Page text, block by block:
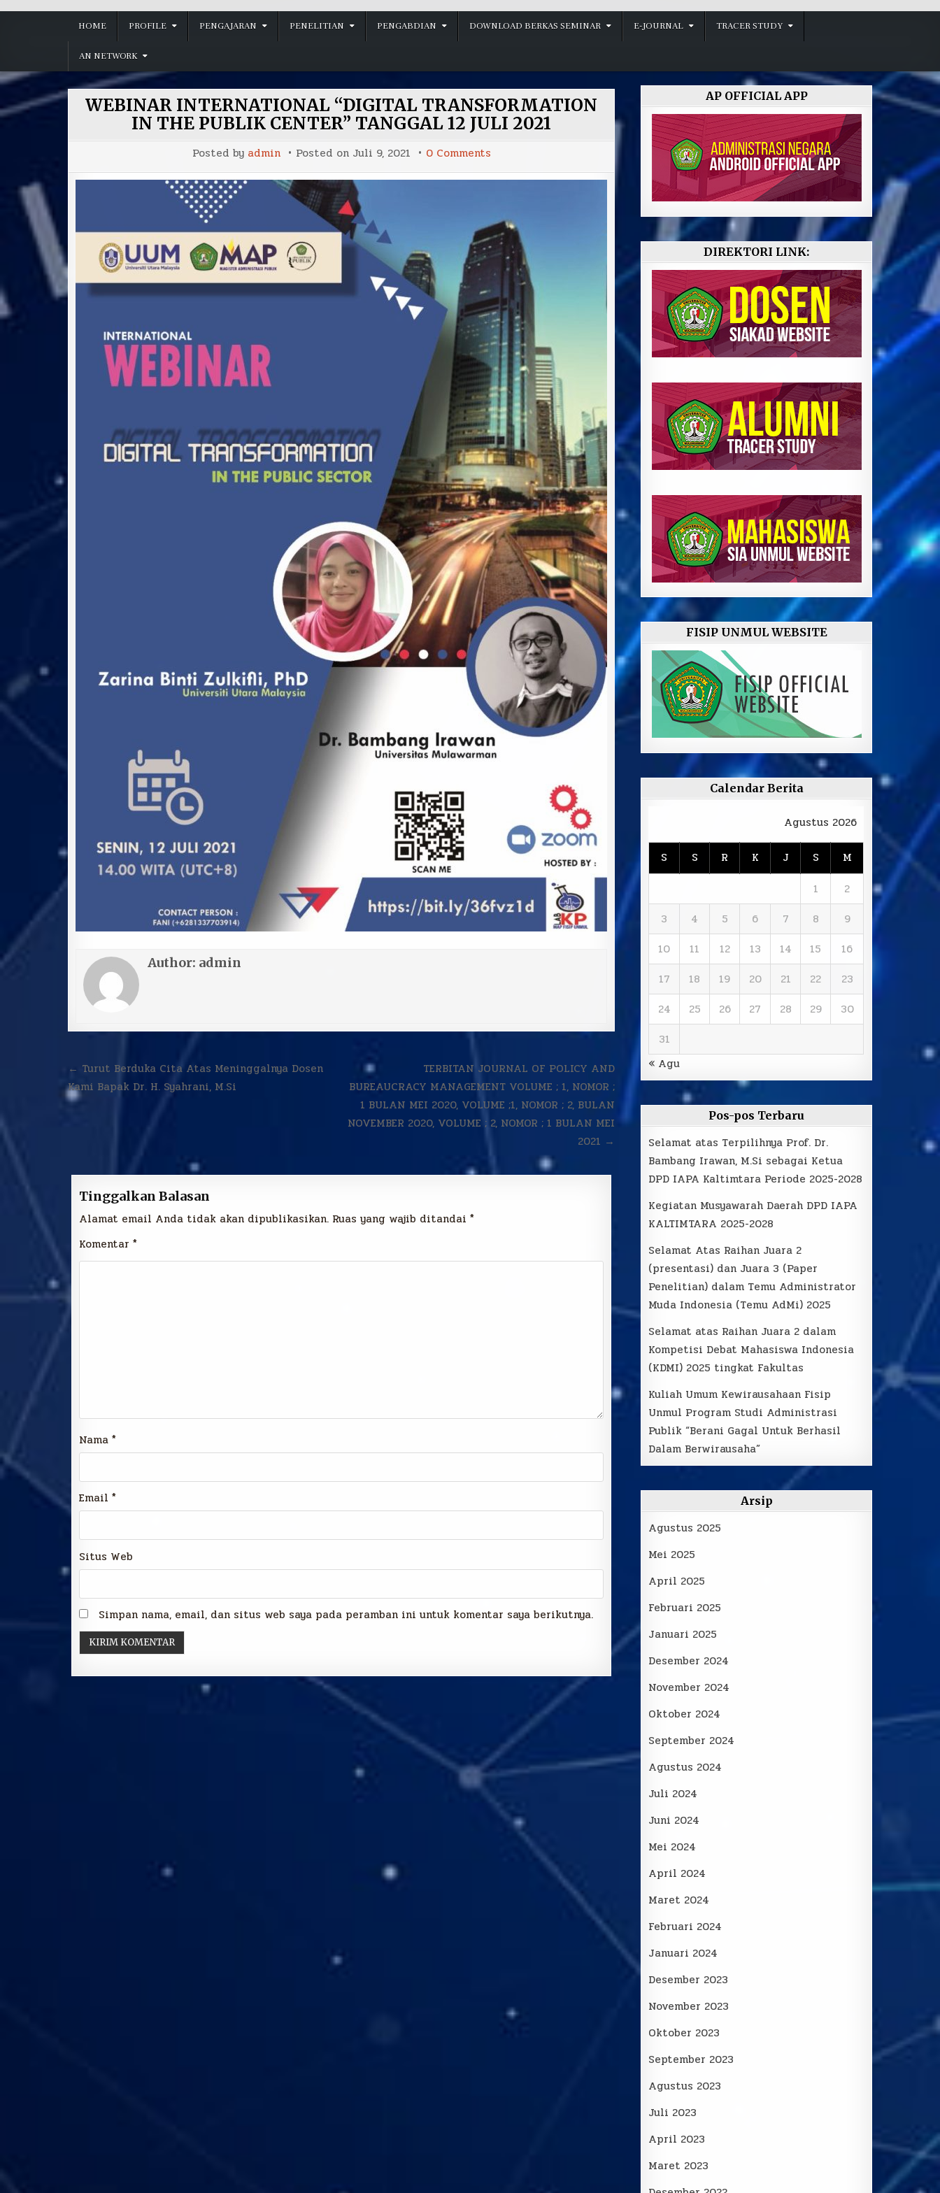
HOME PROFILE PENGAJARAN PENELITIAN PENGABDIAN DOWNLOAD BERKAS SEMINAR E-JOURNAL TRACER STUDY
AN NETWORK
WEBINAR INTERNATIONAL “DIGITAL TRANSFORMATION
IN THE PUBLIK CENTER” TANGGAL 12 JULI 2021
Posted by admin Posted on Juli 9, 2021 0 Commentson
INTERNATIONAL
“DIGITAL
THE
PUBLIK
CENTER”
TANGGAL
12
JULI
2021
Author: admin
Navigasi
pos
TERBITAN JOURNAL OF POLICY AND
BUREAUCRACY MANAGEMENT VOLUME ; 1, NOMOR ;
1 BULAN MEI 2020, VOLUME ;1, NOMOR ; 2, BULAN
NOVEMBER 2020, VOLUME ; 2, NOMOR ; 1 BULAN MEI
2021 →
← Turut Berduka Cita Atas Meninggalnya Dosen
Kami Bapak Dr. H. Syahrani, M.Si
Tinggalkan Balasan
Alamat email Anda tidak akan dipublikasikan. Ruas yang wajib ditandai *
Komentar *
Nama *
Email *
Situs Web
Simpan nama, email, dan situs web saya pada peramban ini untuk komentar saya berikutnya.
AP OFFICIAL APP
DIREKTORI LINK:
FISIP UNMUL WEBSITE
Calendar Berita
Agustus 2026
S S R K J S
M
1
2
3
4 5 6 7 8
9
10
11 12 13 14 15
16
17
18 19 20 21 22
23
24
25 26 27 28 29
30
31
« Agu
Pos-pos Terbaru
Selamat atas Terpilihnya Prof. Dr.
Bambang Irawan, M.Si sebagai Ketua
DPD IAPA Kaltimtara Periode 2025-2028
Kegiatan Musyawarah Daerah DPD IAPA
KALTIMTARA 2025-2028
Selamat Atas Raihan Juara 2
(presentasi) dan Juara 3 (Paper
Penelitian) dalam Temu Administrator
Muda Indonesia (Temu AdMi) 2025
Selamat atas Raihan Juara 2 dalam
Kompetisi Debat Mahasiswa Indonesia
(KDMI) 2025 tingkat Fakultas
Kuliah Umum Kewirausahaan Fisip
Unmul Program Studi Administrasi
Publik “Berani Gagal Untuk Berhasil
Dalam Berwirausaha”
Arsip
Agustus 2025
Mei 2025
April 2025
Februari 2025
Januari 2025
Desember 2024
November 2024
Oktober 2024
September 2024
Agustus 2024
Juli 2024
Juni 2024
Mei 2024
April 2024
Maret 2024
Februari 2024
Januari 2024
Desember 2023
November 2023
Oktober 2023
September 2023
Agustus 2023
Juli 2023
April 2023
Maret 2023